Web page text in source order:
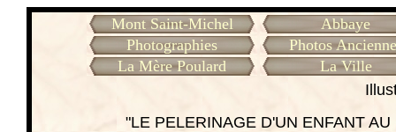
Mont Saint-Michel
Abbaye
Photographies
Photos
La Mère Poulard
La Ville
"LE PELERINAGE D'UN ENFANT